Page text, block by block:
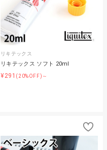
リキテックス
リキテックス ソフト 20ml
¥291 (20%OFF)～